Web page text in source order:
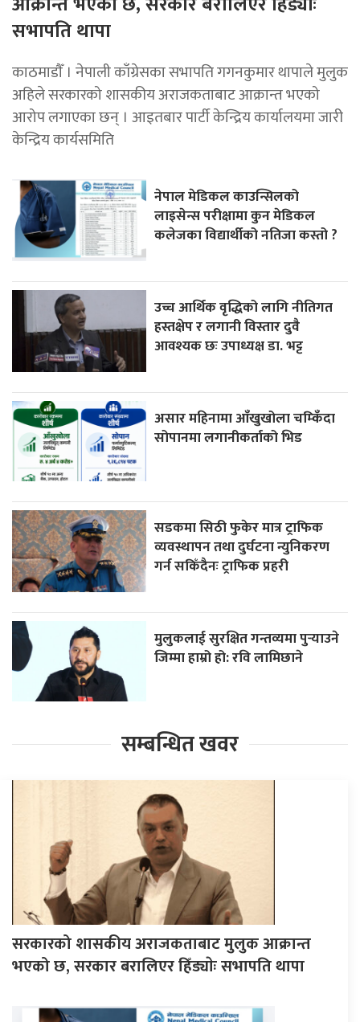
सभापति थापा
काठमाडाैँ । नेपाली काँग्रेसका सभापति गगनकुमार थापाले मुलुक
अहिले सरकारको शासकीय अराजकताबाट आक्रान्त भएको
आरोप लगाएका छन् । आइतबार पार्टी केन्द्रिय कार्यालयमा जारी
केन्द्रिय कार्यसमिति
नेपाल मेडिकल काउन्सिलको
लाइसेन्स परीक्षामा कुन मेडिकल
कलेजका विद्यार्थीको नतिजा कस्तो ?
उच्च आर्थिक वृद्धिको लागि नीतिगत
हस्तक्षेप र लगानी विस्तार दुवै
आवश्यक छः उपाध्यक्ष डा. भट्ट
असार महिनामा आँखुखोला चम्किँदा
सोपानमा लगानीकर्ताको भिड
सडकमा सिठी फुकेर मात्र ट्राफिक
व्यवस्थापन तथा दुर्घटना न्युनिकरण
गर्न सकिँदैनः ट्राफिक प्रहरी
मुलुकलाई सुरक्षित गन्तव्यमा पुर्‍याउने
जिम्मा हाम्रो हो: रवि लामिछाने
सम्बन्धित खवर
सरकारको शासकीय अराजकताबाट मुलुक आक्रान्त
भएको छ, सरकार बरालिएर हिँड्याेः सभापति थापा